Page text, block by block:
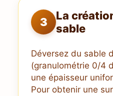
3
La
sable
Déversez du sable
(granulométrie 0/4
une épaisseur
Pour obtenir une